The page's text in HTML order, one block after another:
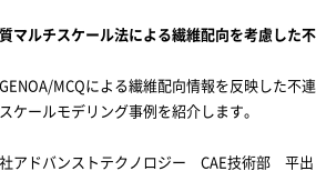
質マルチスケール法による繊維配向を考慮した
MCQによる繊維配向情報を反映した不
ケールモデリング事例を紹介します。
アドバンストテクノロジー CAE技術部 平出